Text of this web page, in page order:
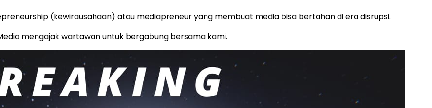
(kewirausahaan) atau mediapreneur yang membuat media bisa bertahan di era disrupsi.
mengajak wartawan untuk bergabung bersama kami.